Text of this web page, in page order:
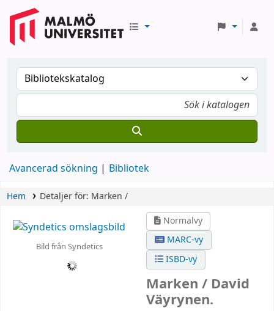
Avancerad sökning Bibliotek
Hem Detaljer för: Marken /
Bild från Syndetics
Normalvy
MARC-vy
ISBD-vy
Marken / David
Väyrynen.